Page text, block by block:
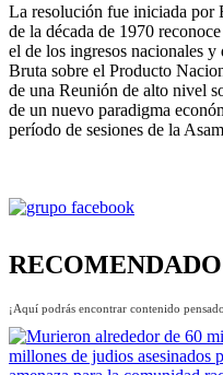
La resolución fue iniciada por
de la década de 1970
el de los ingresos nacionales
Bruta sobre el Producto
de una Reunión de alto nivel
de un nuevo paradigma
período de sesiones de la
RECOMENDADO
¡Aquí podrás encontrar contenido